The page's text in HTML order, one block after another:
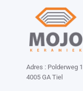
Adres : Polderweg 1
4005 GA Tiel